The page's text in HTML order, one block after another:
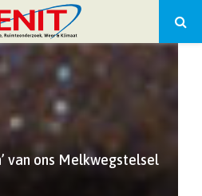
van ons Melkwegstelsel